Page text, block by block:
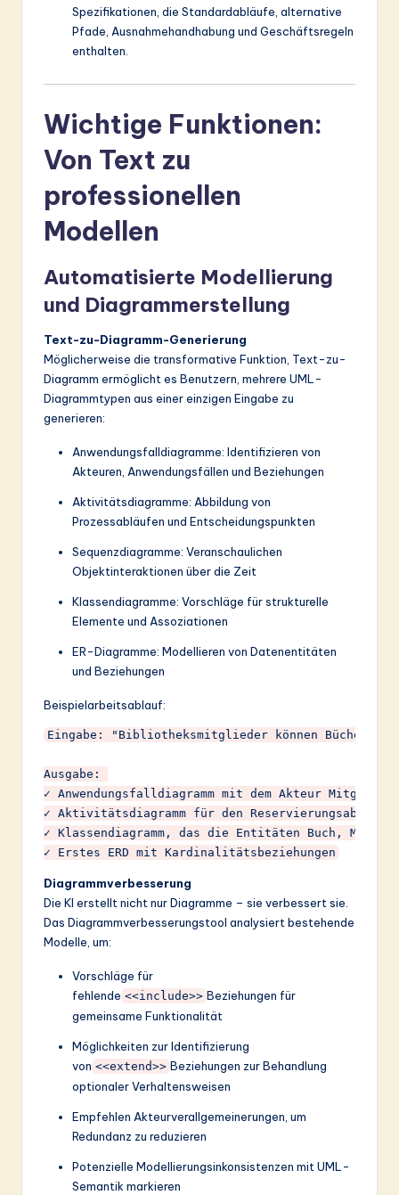
Spezifikationen, die Standardabläufe, alternative
Pfade, Ausnahmehandhabung und Geschäftsregeln
enthalten.
Wichtige Funktionen:
Von Text zu
professionellen
Modellen
Automatisierte Modellierung
und Diagrammerstellung
Text-zu-Diagramm-Generierung
Möglicherweise die transformative Funktion, Text-zu-
Diagramm ermöglicht es Benutzern, mehrere UML-
Diagrammtypen aus einer einzigen Eingabe zu
generieren:
Anwendungsfalldiagramme: Identifizieren von
Akteuren, Anwendungsfällen und Beziehungen
Aktivitätsdiagramme: Abbildung von
Prozessabläufen und Entscheidungspunkten
Sequenzdiagramme: Veranschaulichen
Objektinteraktionen über die Zeit
Klassendiagramme: Vorschläge für strukturelle
Elemente und Assoziationen
ER-Diagramme: Modellieren von Datenentitäten
und Beziehungen
Beispielarbeitsablauf:
Eingabe: "Bibliotheksmitglieder können Bücher
Ausgabe:
✓ Anwendungsfalldiagramm mit dem Akteur Mitglied
✓ Aktivitätsdiagramm für den Reservierungsablauf
✓ Klassendiagramm, das die Entitäten Buch,
Diagrammverbesserung
Die KI erstellt nicht nur Diagramme – sie verbessert sie.
Das Diagrammverbesserungstool analysiert bestehende
Modelle, um:
Vorschläge für
fehlende <<include>> Beziehungen für
gemeinsame Funktionalität
Möglichkeiten zur Identifizierung
von <<extend>> Beziehungen zur Behandlung
optionaler Verhaltensweisen
Empfehlen Akteurverallgemeinerungen, um
Redundanz zu reduzieren
Potenzielle Modellierungsinkonsistenzen mit UML-
Semantik markieren